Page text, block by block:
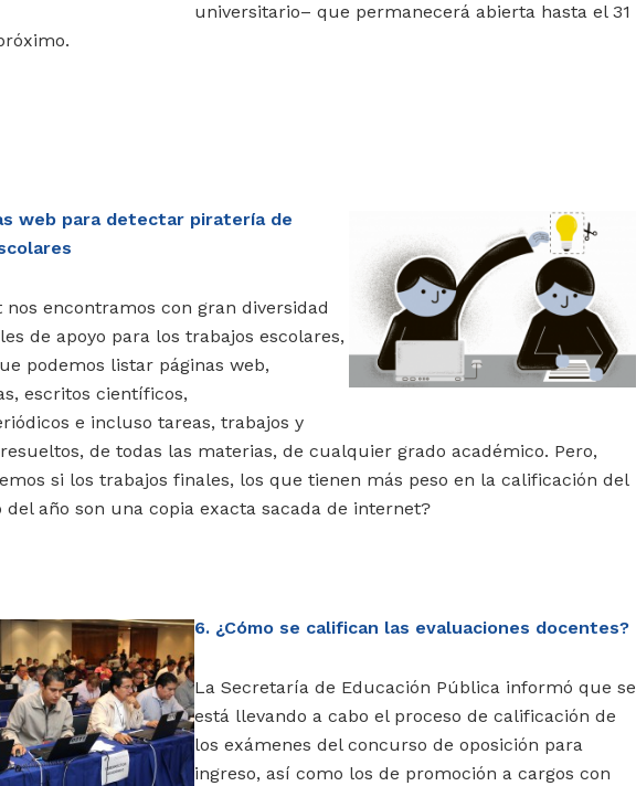
universitario– que permanecerá abierta hasta el 31
web para detectar piratería de
nos encontramos con gran diversidad
de apoyo para los trabajos escolares,
podemos listar páginas web,
escritos científicos,
e incluso tareas, trabajos y
de todas las materias, de cualquier grado académico. Pero,
si los trabajos finales, los que tienen más peso en la calificación del
del año son una copia exacta sacada de internet?
6. ¿Cómo se califican las evaluaciones docentes?
La Secretaría de Educación Pública informó que se
está llevando a cabo el proceso de calificación de
los exámenes del concurso de oposición para
ingreso, así como los de promoción a cargos con